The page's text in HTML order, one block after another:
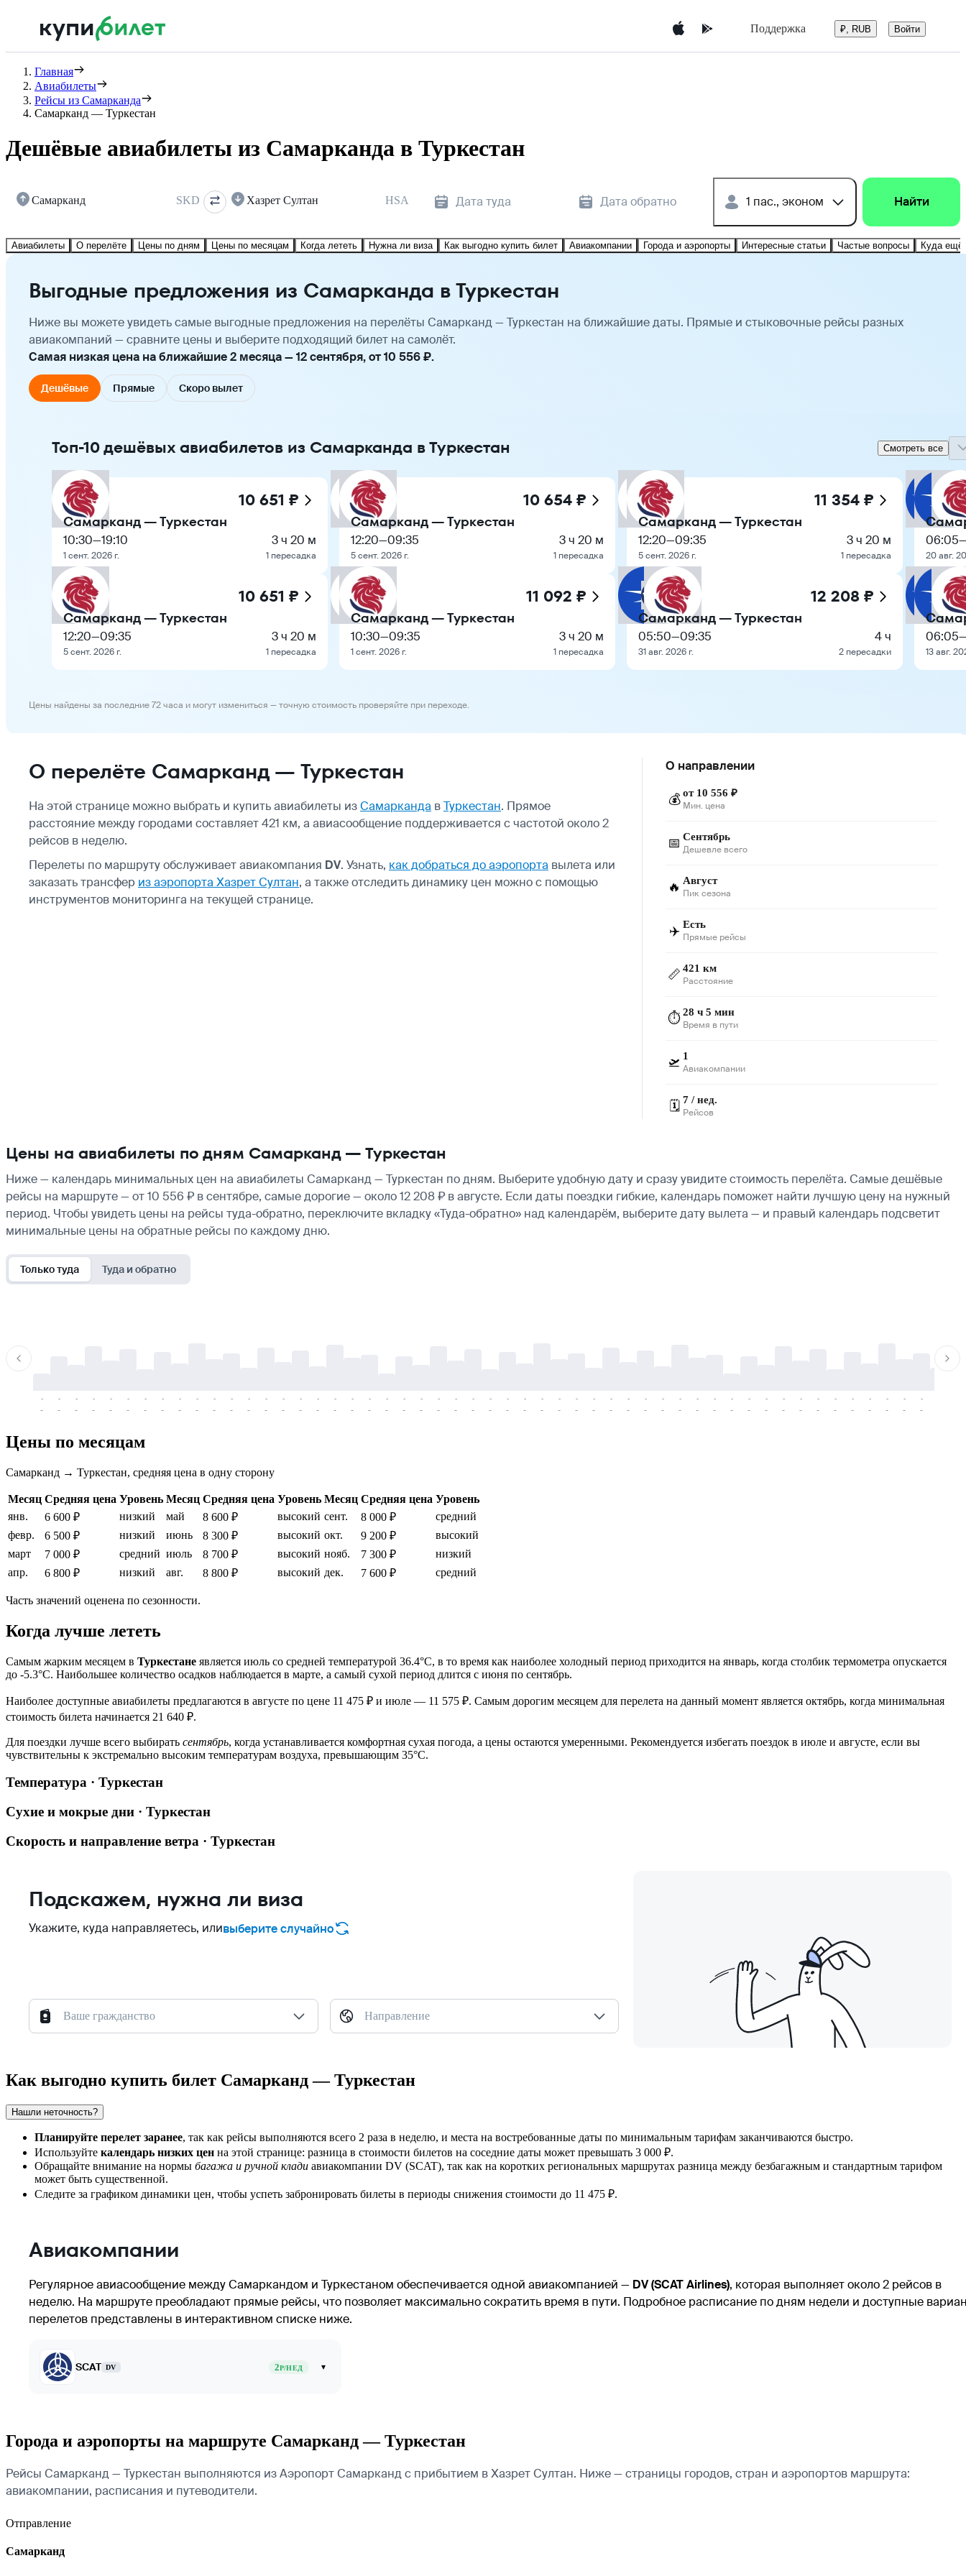
Поддержка ₽, RUB Войти
Главная
Авиабилеты
Рейсы из Самарканда
Самарканд — Туркестан
Дешёвые авиабилеты из Самарканда в Туркестан
Самарканд SKD Хазрет Султан HSA Дата туда Дата обратно 1 пас., эконом Найти
Авиабилеты О перелёте Цены по дням Цены по месяцам Когда лететь Нужна ли виза Как выгодно купить билет Авиакомпании Города и аэропорты Интересные статьи Частые вопросы Куда ещё
Выгодные предложения из Самарканда в Туркестан
Ниже вы можете увидеть самые выгодные предложения на перелёты Самарканд — Туркестан на ближайшие даты. Прямые и стыковочные рейсы разных
авиакомпаний — сравните цены и выберите подходящий билет на самолёт.
Самая низкая цена на ближайшие 2 месяца — 12 сентября, от 10 556 ₽.
Дешёвые Прямые Скоро вылет
Топ-10 дешёвых авиабилетов из Самарканда в Туркестан Смотреть все
10 651 ₽
Самарканд — Туркестан
10:30—19:10
1 сент. 2026 г.
3 ч 20 м
1 пересадка
10 651 ₽
Самарканд — Туркестан
12:20—09:35
5 сент. 2026 г.
3 ч 20 м
1 пересадка
10 654 ₽
Самарканд — Туркестан
12:20—09:35
5 сент. 2026 г.
3 ч 20 м
1 пересадка
11 092 ₽
Самарканд — Туркестан
10:30—09:35
1 сент. 2026 г.
3 ч 20 м
1 пересадка
11 354 ₽
Самарканд — Туркестан
12:20—09:35
5 сент. 2026 г.
3 ч 20 м
1 пересадка
12 208 ₽
Самарканд — Туркестан
05:50—09:35
31 авг. 2026 г.
4 ч
2 пересадки
06:05
20 авг.
06:05
13 авг.
Цены найдены за последние 72 часа и могут измениться — точную стоимость проверяйте при переходе.
О перелёте Самарканд — Туркестан
На этой странице можно выбрать и купить авиабилеты изСамарканда вТуркестан. Прямое
расстояние между городами составляет 421 км, а авиасообщение поддерживается с частотой около 2
рейсов в неделю.
Перелеты по маршруту обслуживает авиакомпания DV. Узнать, как добраться до аэропорта вылета или
заказать трансфер из аэропорта Хазрет Султан, а также отследить динамику цен можно с помощью
инструментов мониторинга на текущей странице.
О направлении
💰 от 10 556 ₽
Мин. цена
📅 Сентябрь
Дешевле всего
🔥 Август
Пик сезона
✈️ Есть
Прямые рейсы
📏 421 км
Расстояние
⏱️ 28 ч 5 мин
Время в пути
🛫 1
Авиакомпании
🗓️ 7 / нед.
Рейсов
Цены на авиабилеты по дням Самарканд — Туркестан
Ниже — календарь минимальных цен на авиабилеты Самарканд — Туркестан по дням. Выберите удобную дату и сразу увидите стоимость перелёта. Самые дешёвые
рейсы на маршруте — от 10 556 ₽ в сентябре, самые дорогие — около 12 208 ₽ в августе. Если даты поездки гибкие, календарь поможет найти лучшую цену на нужный
период. Чтобы увидеть цены на рейсы туда-обратно, переключите вкладку «Туда-обратно» над календарём, выберите дату вылета — и правый календарь подсветит
минимальные цены на обратные рейсы по каждому дню.
Только туда Туда и обратно
-
-
-
-
-
-
-
-
-
-
-
-
-
-
-
-
-
-
-
-
-
-
-
-
-
-
-
-
-
-
-
-
-
-
-
-
-
-
-
-
-
-
-
-
-
-
-
-
-
-
-
-
-
-
-
-
-
-
-
-
-
-
-
-
-
-
-
-
-
-
-
-
-
-
-
-
-
-
-
-
-
-
-
-
-
-
-
-
-
-
-
-
-
-
-
-
-
-
-
-
-
-
-
-
Цены по месяцам
Самарканд → Туркестан, средняя цена в одну сторону
Месяц Средняя цена Уровень Месяц Средняя цена Уровень Месяц Средняя цена Уровень
янв.
6 600 ₽ низкий май 8 600 ₽ высокий сент. 8 000 ₽
средний
февр.
6 500 ₽ низкий июнь 8 300 ₽ высокий окт. 9 200 ₽
высокий
март
7 000 ₽ средний июль 8 700 ₽ высокий нояб. 7 300 ₽
низкий
апр.
6 800 ₽ низкий авг. 8 800 ₽ высокий дек. 7 600 ₽ средний
Часть значений оценена по сезонности.
Когда лучше лететь
Самым жарким месяцем в Туркестане является июль со средней температурой 36.4°C, в то время как наиболее холодный период приходится на январь, когда столбик термометра опускается
до -5.3°C. Наибольшее количество осадков наблюдается в марте, а самый сухой период длится с июня по сентябрь.
Наиболее доступные авиабилеты предлагаются в августе по цене 11 475 ₽ и июле — 11 575 ₽. Самым дорогим месяцем для перелета на данный момент является октябрь, когда минимальная
стоимость билета начинается 21 640 ₽.
Для поездки лучше всего выбирать сентябрь, когда устанавливается комфортная сухая погода, а цены остаются умеренными. Рекомендуется избегать поездок в июле и августе, если вы
чувствительны к экстремально высоким температурам воздуха, превышающим 35°C.
Температура · Туркестан
Сухие и мокрые дни · Туркестан
Скорость и направление ветра · Туркестан
Подскажем, нужна ли виза
Укажите, куда направляетесь, иливыберите случайно
Ваше гражданство Направление
Как выгодно купить билет Самарканд — Туркестан
Нашли неточность?
Планируйте перелет заранее, так как рейсы выполняются всего 2 раза в неделю, и места на востребованные даты по минимальным тарифам заканчиваются быстро.
Используйте календарь низких цен на этой странице: разница в стоимости билетов на соседние даты может превышать 3 000 ₽.
Обращайте внимание на нормы багажа и ручной клади авиакомпании DV (SCAT), так как на коротких региональных маршрутах разница между безбагажным и стандартным тарифом
может быть существенной.
Следите за графиком динамики цен, чтобы успеть забронировать билеты в периоды снижения стоимости до 11 475 ₽.
Авиакомпании
Регулярное авиасообщение между Самаркандом и Туркестаном обеспечивается одной авиакомпанией — DV (SCAT Airlines), которая выполняет около 2 рейсов в
неделю. На маршруте преобладают прямые рейсы, что позволяет максимально сократить время в пути. Подробное расписание по дням недели и доступные
перелетов представлены в интерактивном списке ниже.
SCAT DV 2Р/НЕД ▾
Города и аэропорты на маршруте Самарканд — Туркестан
Рейсы Самарканд — Туркестан выполняются из Аэропорт Самарканд с прибытием в Хазрет Султан. Ниже — страницы городов, стран и аэропортов маршрута:
авиакомпании, расписания и путеводители.
Отправление
Самарканд